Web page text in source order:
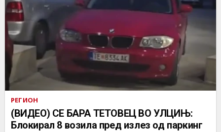
РЕГИОН
(ВИДЕО) СЕ БАРА ТЕТОВЕЦ ВО УЛЦИЊ:
Блокирал 8 возила пред излез од паркинг